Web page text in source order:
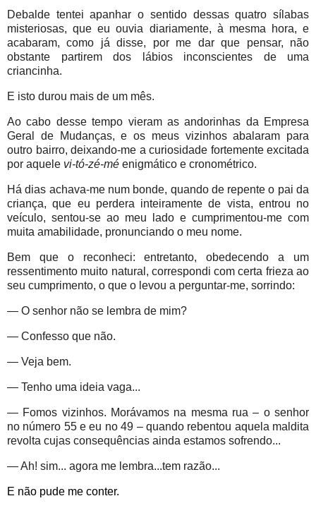
Debalde tentei apanhar o sentido dessas quatro sílabas
misteriosas, que eu ouvia diariamente, à mesma hora, e
acabaram, como já disse, por me dar que pensar, não
obstante partirem dos lábios inconscientes de uma
criancinha.
E isto durou mais de um mês.
Ao cabo desse tempo vieram as andorinhas da Empresa
Geral de Mudanças, e os meus vizinhos abalaram para
outro bairro, deixando-me a curiosidade fortemente excitada
por aquele vi-tó-zé-mé enigmático e cronométrico.
Há dias achava-me num bonde, quando de repente o pai da
criança, que eu perdera inteiramente de vista, entrou no
veículo, sentou-se ao meu lado e cumprimentou-me com
muita amabilidade, pronunciando o meu nome.
Bem que o reconheci: entretanto, obedecendo a um
ressentimento muito natural, correspondi com certa frieza ao
seu cumprimento, o que o levou a perguntar-me, sorrindo:
— O senhor não se lembra de mim?
— Confesso que não.
— Veja bem.
— Tenho uma ideia vaga...
— Fomos vizinhos. Morávamos na mesma rua – o senhor
no número 55 e eu no 49 – quando rebentou aquela maldita
revolta cujas consequências ainda estamos sofrendo...
— Ah! sim... agora me lembra...tem razão...
E não pude me conter.